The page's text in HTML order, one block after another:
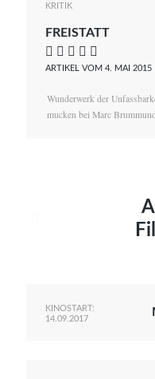
KRITIK
FREISTATT
    
ARTIKEL VOM 4. MAI 2015
Wunderwerk der
mucken bei Marc
KINOSTART:
14.09.2017